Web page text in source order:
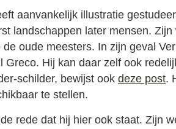
aanvankelijk illustratie
landschappen later mensen.
oude meesters. In zijn geval
Greco. Hij kan daar zelf ook
schilder, bewijst ook deze post.
te stellen.
rede dat hij hier ook staat. Zijn